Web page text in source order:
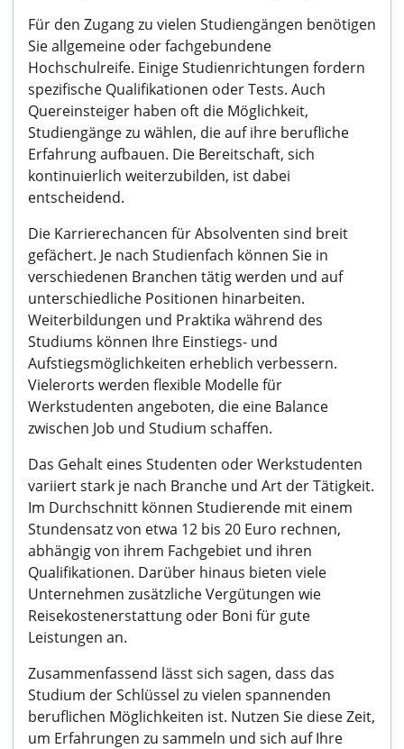
Für den Zugang zu vielen Studiengängen benötigen
Sie allgemeine oder fachgebundene
Hochschulreife. Einige Studienrichtungen fordern
spezifische Qualifikationen oder Tests. Auch
Quereinsteiger haben oft die Möglichkeit,
Studiengänge zu wählen, die auf ihre berufliche
Erfahrung aufbauen. Die Bereitschaft, sich
kontinuierlich weiterzubilden, ist dabei
entscheidend.
Die Karrierechancen für Absolventen sind breit
gefächert. Je nach Studienfach können Sie in
verschiedenen Branchen tätig werden und auf
unterschiedliche Positionen hinarbeiten.
Weiterbildungen und Praktika während des
Studiums können Ihre Einstiegs- und
Aufstiegsmöglichkeiten erheblich verbessern.
Vielerorts werden flexible Modelle für
Werkstudenten angeboten, die eine Balance
zwischen Job und Studium schaffen.
Das Gehalt eines Studenten oder Werkstudenten
variiert stark je nach Branche und Art der Tätigkeit.
Im Durchschnitt können Studierende mit einem
Stundensatz von etwa 12 bis 20 Euro rechnen,
abhängig von ihrem Fachgebiet und ihren
Qualifikationen. Darüber hinaus bieten viele
Unternehmen zusätzliche Vergütungen wie
Reisekostenerstattung oder Boni für gute
Leistungen an.
Zusammenfassend lässt sich sagen, dass das
Studium der Schlüssel zu vielen spannenden
beruflichen Möglichkeiten ist. Nutzen Sie diese Zeit,
um Erfahrungen zu sammeln und sich auf Ihre